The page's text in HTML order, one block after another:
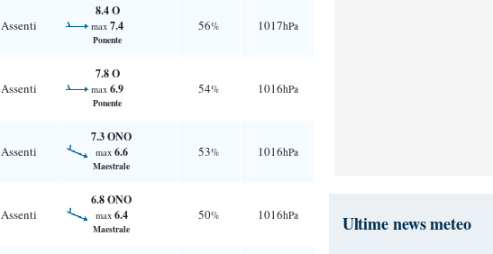
Assenti
8.4 O
max 7.4
Ponente
56% 1017hPa
Assenti
7.8 O
max 6.9
Ponente
54% 1016hPa
Assenti
7.3 ONO
max 6.6
Maestrale
53% 1016hPa
Assenti
6.8 ONO
max 6.4
Maestrale
50% 1016hPa Ultime news meteo